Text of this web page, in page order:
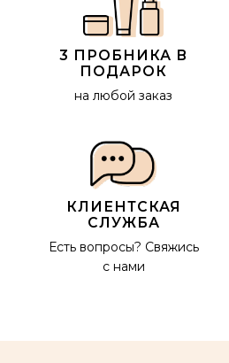
3 ПРОБНИКА В
ПОДАРОК
на любой заказ
КЛИЕНТСКАЯ
СЛУЖБА
Есть вопросы? Свяжись
с нами